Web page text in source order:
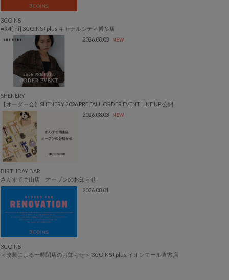
3COINS
■9.4[fri] 3COINS+plus キャナルシティ博多店
2026.08.03
NEW
SHENERY
【オーダー会】SHENERY 2026 PRE FALL ORDER EVENT LINE UP 公開
2026.08.03
NEW
BIRTHDAY BAR
さんすて岡山店 オープンのお知らせ
2026.08.01
3COINS
＜改装による一時閉店のお知らせ＞ 3COINS+plus イオンモール直方店